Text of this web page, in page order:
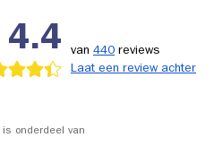
4.4 van 440 reviews
Laat een review achter
is onderdeel van